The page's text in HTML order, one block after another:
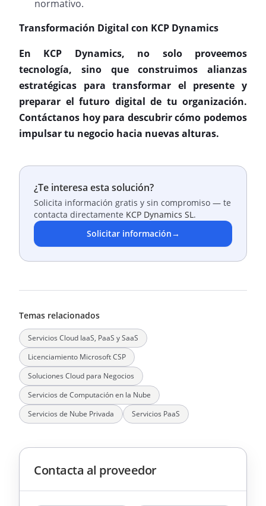
normativo.
Transformación Digital con KCP Dynamics
En KCP Dynamics, no solo proveemos
tecnología, sino que construimos alianzas
estratégicas para transformar el presente y
preparar el futuro digital de tu organización.
Contáctanos hoy para descubrir cómo podemos
impulsar tu negocio hacia nuevas alturas.
¿Te interesa esta solución?
Solicita información gratis y sin compromiso — te
contacta directamente KCP Dynamics SL.
Solicitar información→
Temas relacionados
Servicios Cloud IaaS, PaaS y SaaS
Licenciamiento Microsoft CSP
Soluciones Cloud para Negocios
Servicios de Computación en la Nube
Servicios de Nube Privada
Servicios PaaS
Contacta al proveedor